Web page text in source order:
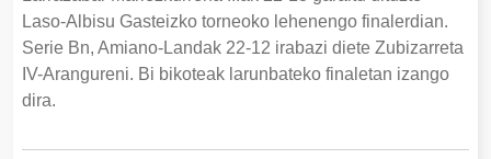
Laso-Albisu Gasteizko torneoko lehenengo finalerdian.
Serie Bn, Amiano-Landak 22-12 irabazi diete Zubizarreta
IV-Arangureni. Bi bikoteak larunbateko finaletan izango
dira.